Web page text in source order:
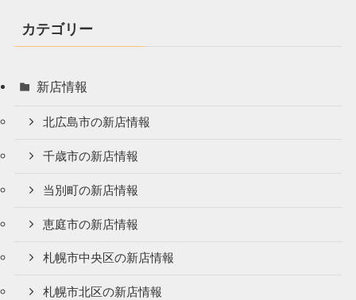
カテゴリー
新店情報
北広島市の新店情報
千歳市の新店情報
当別町の新店情報
恵庭市の新店情報
札幌市中央区の新店情報
札幌市北区の新店情報